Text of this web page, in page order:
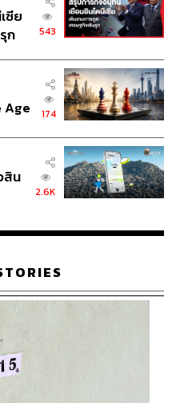
ซีย
ก
543
Age
174
สิน
2.6K